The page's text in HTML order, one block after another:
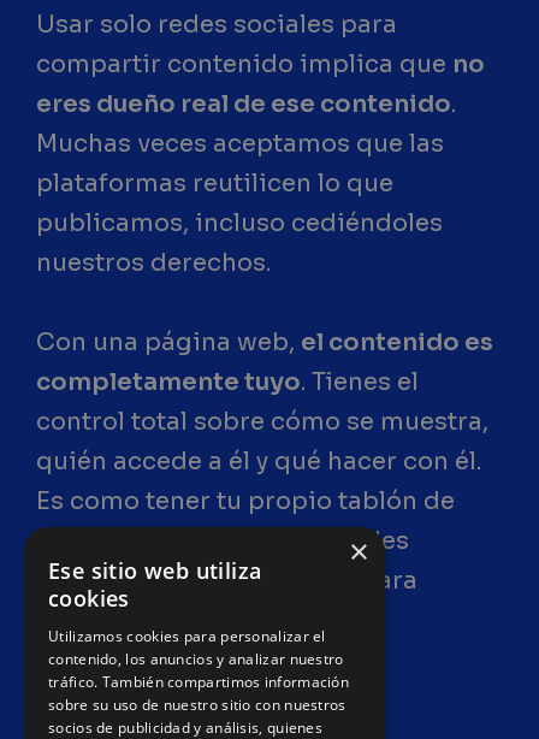
Usar solo redes sociales para
compartir contenido implica que no
eres dueño real de ese contenido.
Muchas veces aceptamos que las
plataformas reutilicen lo que
publicamos, incluso cediéndoles
nuestros derechos.
Con una página web, el contenido es
completamente tuyo. Tienes el
control total sobre cómo se muestra,
quién accede a él y qué hacer con él.
Es como tener tu propio tablón de
anuncios, que además puedes
vincular en redes sociales para
2. Autoridad
×
Ese sitio web utiliza
cookies
Utilizamos cookies para personalizar el
contenido, los anuncios y analizar nuestro
tráfico. También compartimos información
sobre su uso de nuestro sitio con nuestros
socios de publicidad y análisis, quienes